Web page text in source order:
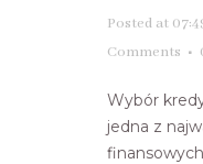
Posted at
Comments
Wybór
jedna z